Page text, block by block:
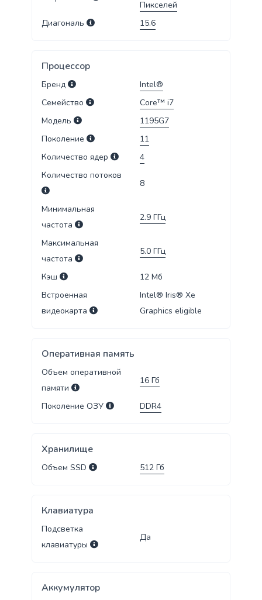
Пикселей
Диагональ
15.6
Процессор
Бренд
Intel®
Семейство
Core™ i7
Модель
1195G7
Поколение
11
Количество ядер
4
Количество потоков
8
Минимальная
частота
2.9 ГГц
Максимальная
частота
5.0 ГГц
Кэш 12 Мб
Встроенная
видеокарта
Intel® Iris® Xe
Graphics eligible
Оперативная память
Объем оперативной
памяти
16 Гб
Поколение ОЗУ DDR4
Хранилище
Объем SSD 512 Гб
Клавиатура
Подсветка
клавиатуры
Да
Аккумулятор